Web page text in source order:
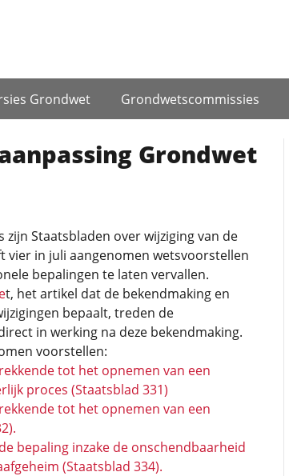
Grondwet Grondwets­commissies
Grondwet
zijn Staatsbladen over wijziging van de
vier in juli aangenomen wetsvoorstellen
bepalingen te laten vervallen.
t, het artikel dat de bekendmaking en
bepaalt, treden de
in werking na deze bekendmaking.
voorstellen:
tot het opnemen van een
proces (Staatsblad 331)
tot het opnemen van een
bepaling inzake de onschendbaarheid
(Staatsblad 334).